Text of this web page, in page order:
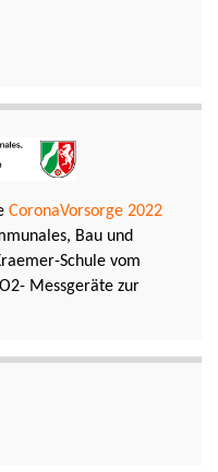
CoronaVorsorge 2022
Bau und
Schule vom
Messgeräte zur